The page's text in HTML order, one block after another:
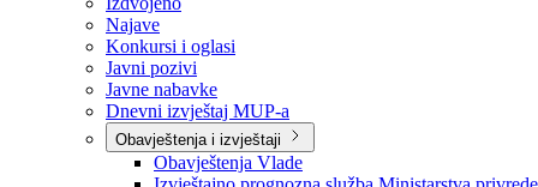
Aktuelno
Sve vijesti
Izdvojeno
Najave
Konkursi i oglasi
Javni pozivi
Javne nabavke
Dnevni izvještaj MUP-a